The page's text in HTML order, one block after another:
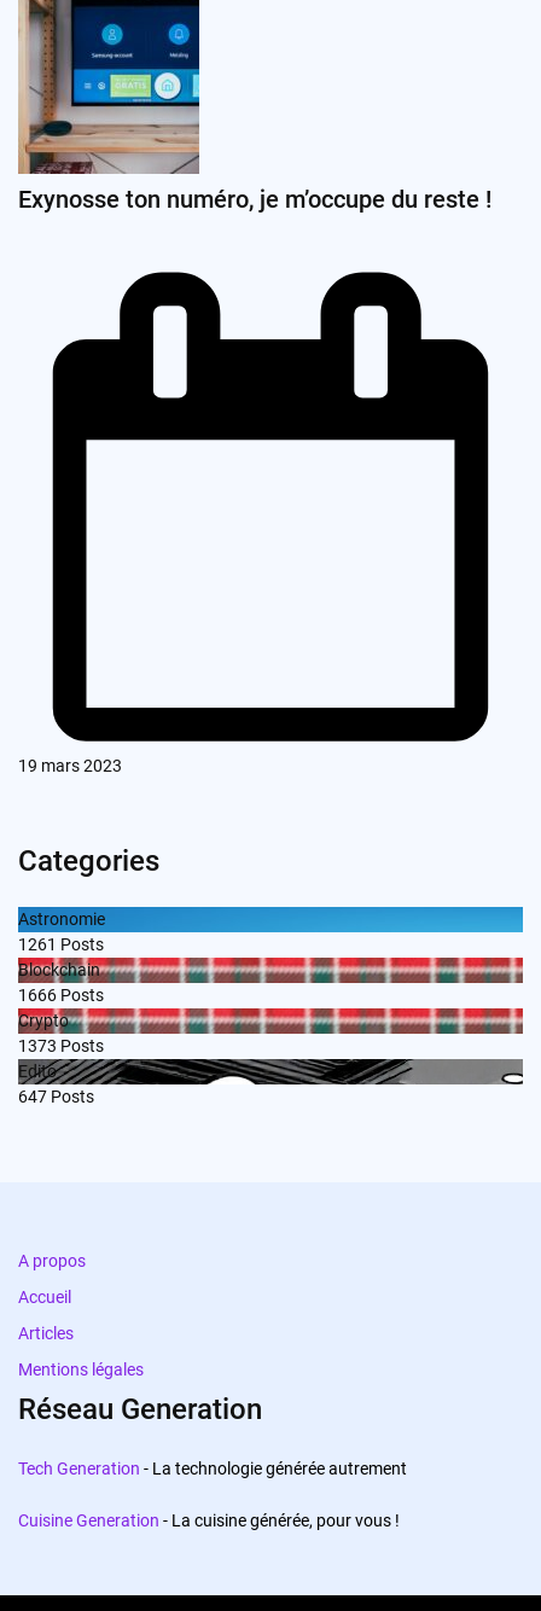
Exynosse ton numéro, je m’occupe du reste !
19 mars 2023
Categories
Astronomie
1261 Posts
Blockchain
1666 Posts
Crypto
1373 Posts
Edito
647 Posts
A propos
Accueil
Articles
Mentions légales
Réseau Generation
Tech Generation - La technologie générée autrement
Cuisine Generation - La cuisine générée, pour vous !